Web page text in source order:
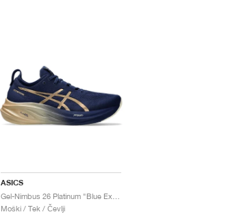
ASICS
Moški / Tek / Čevlji